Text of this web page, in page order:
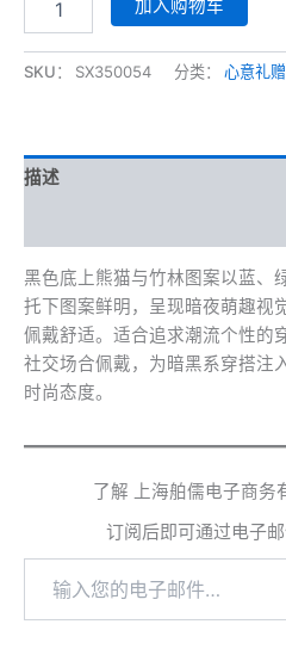
猫
带
数
加入购物车
SKU： SX350054 分类： 心意礼赠
描述
黑色底上熊猫与竹林图案以蓝、
托下图案鲜明，呈现暗夜萌趣视
佩戴舒适。适合追求潮流个性的
社交场合佩戴，为暗黑系穿搭注
时尚态度。
了解 上海舶儒电子商
订阅后即可通过电子邮
您